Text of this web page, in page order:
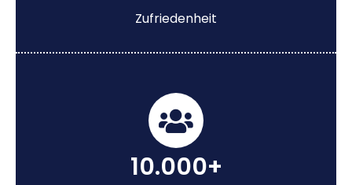
Zufriedenheit
10.000+